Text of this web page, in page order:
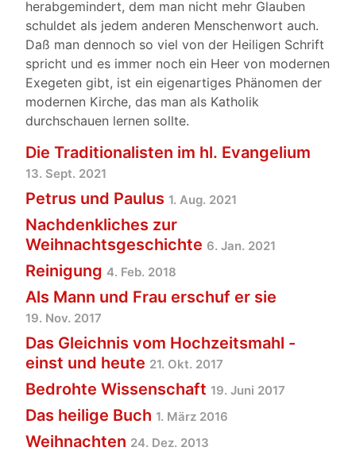
herabgemindert, dem man nicht mehr Glauben
schuldet als jedem anderen Menschenwort auch.
Daß man dennoch so viel von der Heiligen Schrift
spricht und es immer noch ein Heer von modernen
Exegeten gibt, ist ein eigenartiges Phänomen der
modernen Kirche, das man als Katholik
durchschauen lernen sollte.
Die Traditionalisten im hl. Evangelium
13. Sept. 2021
Petrus und Paulus 1. Aug. 2021
Nachdenkliches zur
Weihnachtsgeschichte 6. Jan. 2021
Reinigung 4. Feb. 2018
Als Mann und Frau erschuf er sie
19. Nov. 2017
Das Gleichnis vom Hochzeitsmahl -
einst und heute 21. Okt. 2017
Bedrohte Wissenschaft 19. Juni 2017
Das heilige Buch 1. März 2016
Weihnachten 24. Dez. 2013